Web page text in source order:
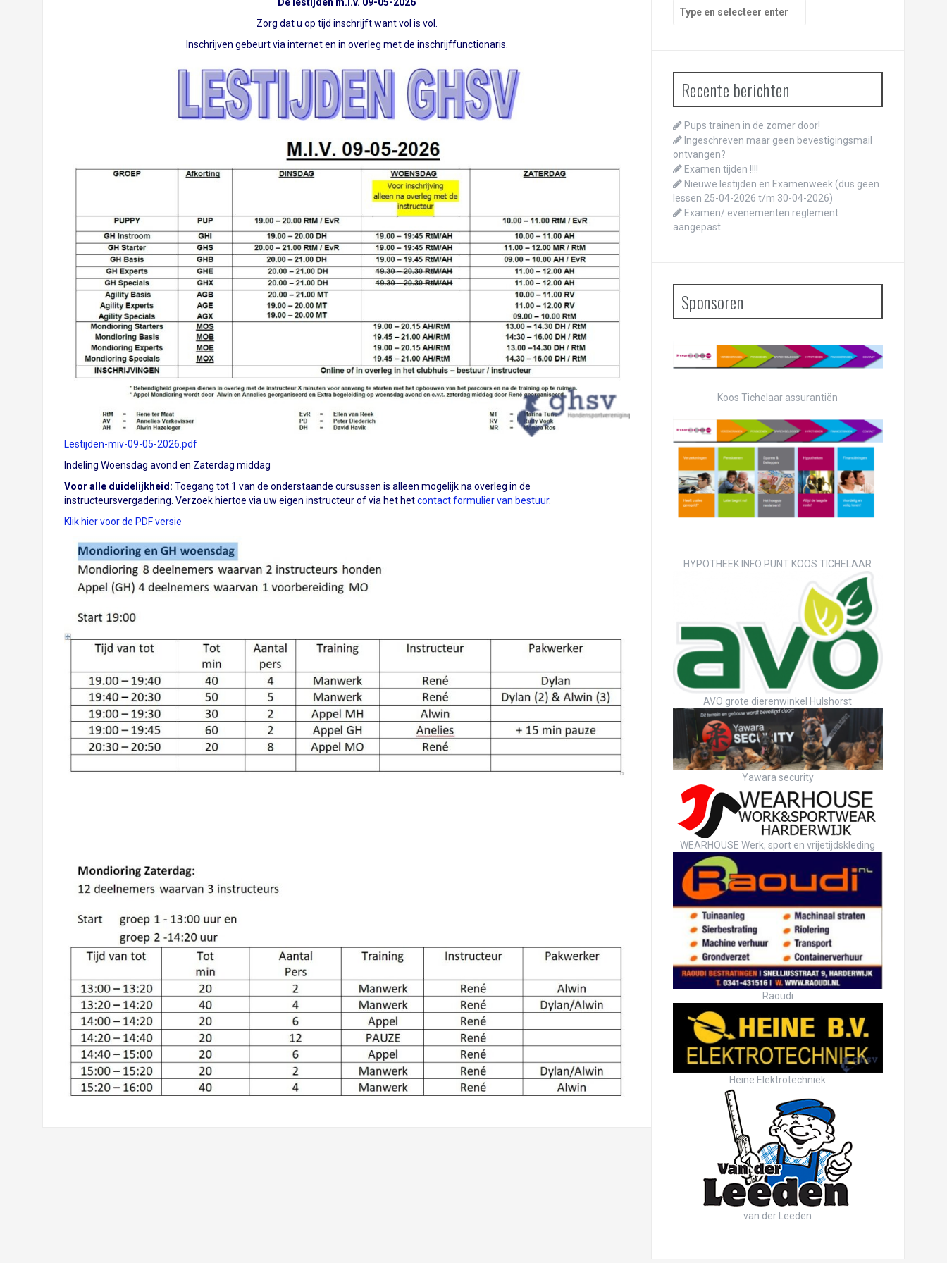
Zorg dat u op tijd inschrijft want vol is vol.
Inschrijven gebeurt via internet en in overleg met de inschrijffunctionaris.
Lestijden-miv-09-05-2026.pdf
Indeling Woensdag avond en Zaterdag middag
Voor alle duidelijkheid: Toegang tot 1 van de onderstaande cursussen is alleen mogelijk na overleg in de
instructeursvergadering. Verzoek hiertoe via uw eigen instructeur of via het hetcontact formulier van bestuur.
Klik hier voor de PDF versie
naar:
Recente berichten
Pups trainen in de zomer door!
Ingeschreven maar geen bevestigingsmail
ontvangen?
Examen tijden !!!!
Nieuwe lestijden en Examenweek (dus geen
lessen 25-04-2026 t/m 30-04-2026)
Examen/ evenementen reglement
aangepast
Sponsoren
Koos Tichelaar assurantiën
HYPOTHEEK INFO PUNT KOOS TICHELAAR
AVO grote dierenwinkel Hulshorst
Yawara security
WEARHOUSE Werk, sport en vrijetijdskleding
Raoudi
Heine Elektrotechniek
van der Leeden